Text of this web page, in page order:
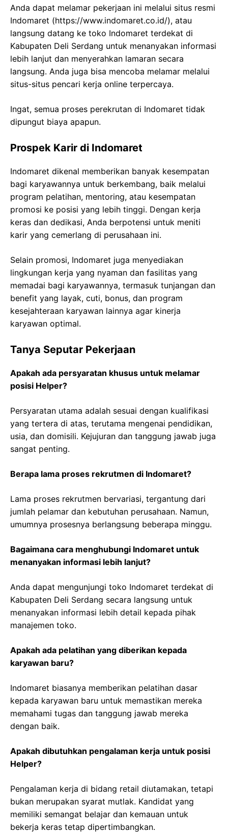
Anda dapat melamar pekerjaan ini melalui situs resmi
Indomaret (https://www.indomaret.co.id/), atau
langsung datang ke toko Indomaret terdekat di
Kabupaten Deli Serdang untuk menanyakan informasi
lebih lanjut dan menyerahkan lamaran secara
langsung. Anda juga bisa mencoba melamar melalui
situs-situs pencari kerja online terpercaya.
Ingat, semua proses perekrutan di Indomaret tidak
dipungut biaya apapun.
Prospek Karir di Indomaret
Indomaret dikenal memberikan banyak kesempatan
bagi karyawannya untuk berkembang, baik melalui
program pelatihan, mentoring, atau kesempatan
promosi ke posisi yang lebih tinggi. Dengan kerja
keras dan dedikasi, Anda berpotensi untuk meniti
karir yang cemerlang di perusahaan ini.
Selain promosi, Indomaret juga menyediakan
lingkungan kerja yang nyaman dan fasilitas yang
memadai bagi karyawannya, termasuk tunjangan dan
benefit yang layak, cuti, bonus, dan program
kesejahteraan karyawan lainnya agar kinerja
karyawan optimal.
Tanya Seputar Pekerjaan
Apakah ada persyaratan khusus untuk melamar
posisi Helper?
Persyaratan utama adalah sesuai dengan kualifikasi
yang tertera di atas, terutama mengenai pendidikan,
usia, dan domisili. Kejujuran dan tanggung jawab juga
sangat penting.
Berapa lama proses rekrutmen di Indomaret?
Lama proses rekrutmen bervariasi, tergantung dari
jumlah pelamar dan kebutuhan perusahaan. Namun,
umumnya prosesnya berlangsung beberapa minggu.
Bagaimana cara menghubungi Indomaret untuk
menanyakan informasi lebih lanjut?
Anda dapat mengunjungi toko Indomaret terdekat di
Kabupaten Deli Serdang secara langsung untuk
menanyakan informasi lebih detail kepada pihak
manajemen toko.
Apakah ada pelatihan yang diberikan kepada
karyawan baru?
Indomaret biasanya memberikan pelatihan dasar
kepada karyawan baru untuk memastikan mereka
memahami tugas dan tanggung jawab mereka
dengan baik.
Apakah dibutuhkan pengalaman kerja untuk posisi
Helper?
Pengalaman kerja di bidang retail diutamakan, tetapi
bukan merupakan syarat mutlak. Kandidat yang
memiliki semangat belajar dan kemauan untuk
bekerja keras tetap dipertimbangkan.